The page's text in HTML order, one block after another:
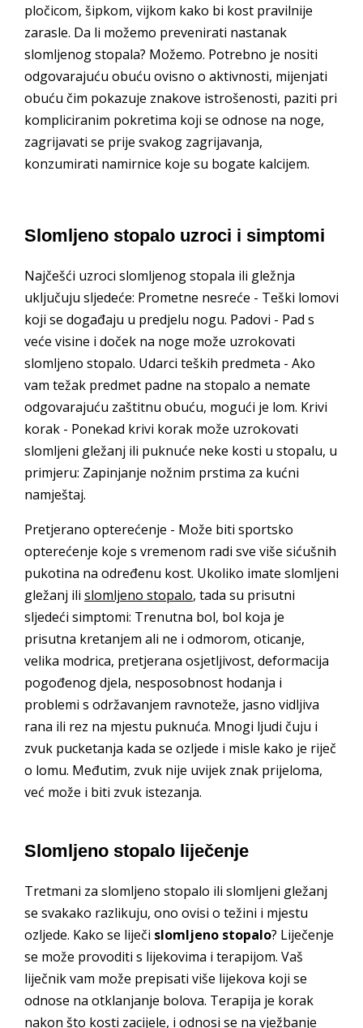
pločicom, šipkom, vijkom kako bi kost pravilnije
zarasle. Da li možemo prevenirati nastanak
slomljenog stopala? Možemo. Potrebno je nositi
odgovarajuću obuću ovisno o aktivnosti, mijenjati
obuću čim pokazuje znakove istrošenosti, paziti pri
kompliciranim pokretima koji se odnose na noge,
zagrijavati se prije svakog zagrijavanja,
konzumirati namirnice koje su bogate kalcijem.
Slomljeno stopalo uzroci i simptomi
Najčešći uzroci slomljenog stopala ili gležnja
uključuju sljedeće: Prometne nesreće - Teški lomovi
koji se događaju u predjelu nogu. Padovi - Pad s
veće visine i doček na noge može uzrokovati
slomljeno stopalo. Udarci teških predmeta - Ako
vam težak predmet padne na stopalo a nemate
odgovarajuću zaštitnu obuću, mogući je lom. Krivi
korak - Ponekad krivi korak može uzrokovati
slomljeni gležanj ili puknuće neke kosti u stopalu, u
primjeru: Zapinjanje nožnim prstima za kućni
namještaj.
Pretjerano opterećenje - Može biti sportsko
opterećenje koje s vremenom radi sve više sićušnih
pukotina na određenu kost. Ukoliko imate slomljeni
gležanj ili slomljeno stopalo, tada su prisutni
sljedeći simptomi: Trenutna bol, bol koja je
prisutna kretanjem ali ne i odmorom, oticanje,
velika modrica, pretjerana osjetljivost, deformacija
pogođenog djela, nesposobnost hodanja i
problemi s održavanjem ravnoteže, jasno vidljiva
rana ili rez na mjestu puknuća. Mnogi ljudi čuju i
zvuk pucketanja kada se ozljede i misle kako je riječ
o lomu. Međutim, zvuk nije uvijek znak prijeloma,
već može i biti zvuk istezanja.
Slomljeno stopalo liječenje
Tretmani za slomljeno stopalo ili slomljeni gležanj
se svakako razlikuju, ono ovisi o težini i mjestu
ozljede. Kako se liječi slomljeno stopalo? Liječenje
se može provoditi s lijekovima i terapijom. Vaš
liječnik vam može prepisati više lijekova koji se
odnose na otklanjanje bolova. Terapija je korak
nakon što kosti zacijele, i odnosi se na vježbanje